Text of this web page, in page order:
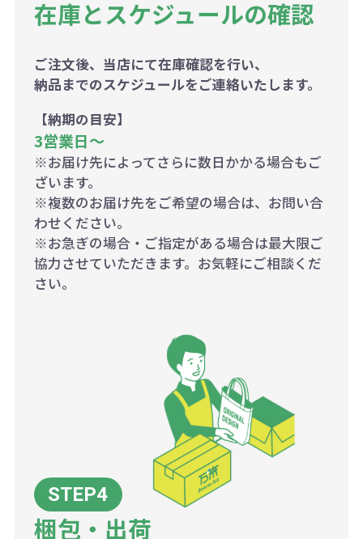
在庫とスケジュールの確認
ご注文後、当店にて在庫確認を行い、
納品までのスケジュールをご連絡いたします。
【納期の目安】
3営業日〜
※お届け先によってさらに数日かかる場合もご
ざいます。
※複数のお届け先をご希望の場合は、お問い合
わせください。
※お急ぎの場合・ご指定がある場合は最大限ご
協力させていただきます。お気軽にご相談くだ
さい。
梱包・出荷